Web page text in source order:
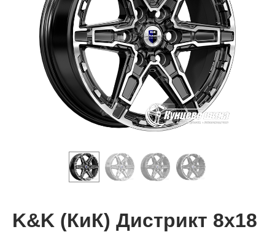
K&K (КиК) Дистрикт 8x18